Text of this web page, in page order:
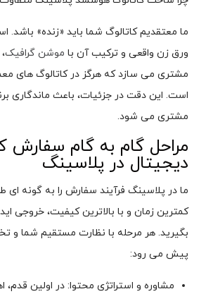
ما معتقدیم کاتالوگ شما باید «زنده» باشد.
ورق زن واقعی و ترکیب آن با موشن گرافیک
مشتری می سازد که هرگز در کاتالوگ های
است. این دقت در جزئیات، باعث ماندگاری
مشتری می شود.
مراحل گام به گام سفارش
دیجیتال در پلاسینگ
ما در پلاسینگ فرآیند سفارش را به گونه ای
کمترین زمان و با بالاترین کیفیت، خروجی
بگیرید. هر مرحله با نظارت مستقیم شما و
پیش می رود:
مشاوره و استراتژی محتوا: در اولین